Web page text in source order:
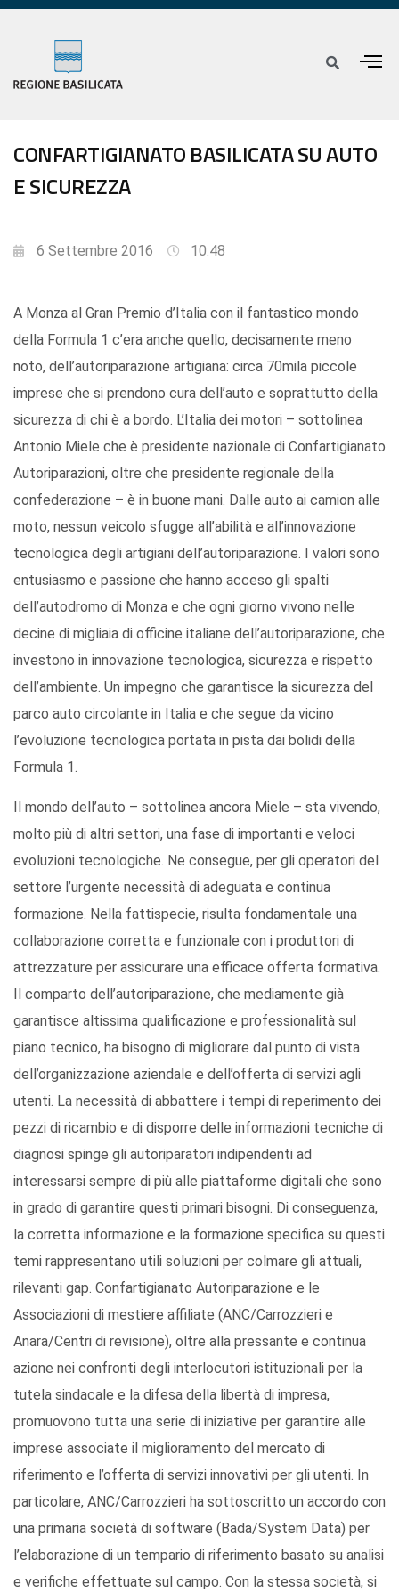
CONFARTIGIANATO BASILICATA SU AUTO
E SICUREZZA
6 Settembre 2016 10:48
A Monza al Gran Premio d’Italia con il fantastico mondo
della Formula 1 c’era anche quello, decisamente meno
noto, dell’autoriparazione artigiana: circa 70mila piccole
imprese che si prendono cura dell’auto e soprattutto della
sicurezza di chi è a bordo. L’Italia dei motori – sottolinea
Antonio Miele che è presidente nazionale di Confartigianato
Autoriparazioni, oltre che presidente regionale della
confederazione – è in buone mani. Dalle auto ai camion alle
moto, nessun veicolo sfugge all’abilità e all’innovazione
tecnologica degli artigiani dell’autoriparazione. I valori sono
entusiasmo e passione che hanno acceso gli spalti
dell’autodromo di Monza e che ogni giorno vivono nelle
decine di migliaia di officine italiane dell’autoriparazione, che
investono in innovazione tecnologica, sicurezza e rispetto
dell’ambiente. Un impegno che garantisce la sicurezza del
parco auto circolante in Italia e che segue da vicino
l’evoluzione tecnologica portata in pista dai bolidi della
Formula 1.
Il mondo dell’auto – sottolinea ancora Miele – sta vivendo,
molto più di altri settori, una fase di importanti e veloci
evoluzioni tecnologiche. Ne consegue, per gli operatori del
settore l’urgente necessità di adeguata e continua
formazione. Nella fattispecie, risulta fondamentale una
collaborazione corretta e funzionale con i produttori di
attrezzature per assicurare una efficace offerta formativa.
Il comparto dell’autoriparazione, che mediamente già
garantisce altissima qualificazione e professionalità sul
piano tecnico, ha bisogno di migliorare dal punto di vista
dell’organizzazione aziendale e dell’offerta di servizi agli
utenti. La necessità di abbattere i tempi di reperimento dei
pezzi di ricambio e di disporre delle informazioni tecniche di
diagnosi spinge gli autoriparatori indipendenti ad
interessarsi sempre di più alle piattaforme digitali che sono
in grado di garantire questi primari bisogni. Di conseguenza,
la corretta informazione e la formazione specifica su questi
temi rappresentano utili soluzioni per colmare gli attuali,
rilevanti gap. Confartigianato Autoriparazione e le
Associazioni di mestiere affiliate (ANC/Carrozzieri e
Anara/Centri di revisione), oltre alla pressante e continua
azione nei confronti degli interlocutori istituzionali per la
tutela sindacale e la difesa della libertà di impresa,
promuovono tutta una serie di iniziative per garantire alle
imprese associate il miglioramento del mercato di
riferimento e l’offerta di servizi innovativi per gli utenti. In
particolare, ANC/Carrozzieri ha sottoscritto un accordo con
una primaria società di software (Bada/System Data) per
l’elaborazione di un tempario di riferimento basato su analisi
e verifiche effettuate sul campo. Con la stessa società, si